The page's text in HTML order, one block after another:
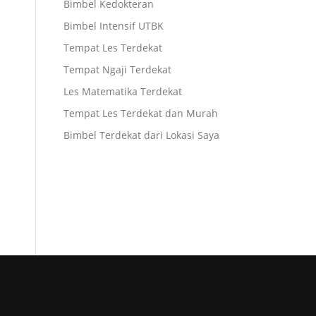
Bimbel Kedokteran
Bimbel Intensif UTBK
Tempat Les Terdekat
Tempat Ngaji Terdekat
Les Matematika Terdekat
Tempat Les Terdekat dan Murah
Bimbel Terdekat dari Lokasi Saya